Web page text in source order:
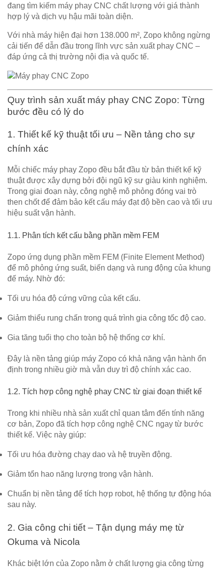
đang tìm kiếm máy phay CNC chất lượng với giá thành
hợp lý và dịch vụ hậu mãi toàn diện.
Với nhà máy hiện đại hơn 138.000 m², Zopo không ngừng
cải tiến để dẫn đầu trong lĩnh vực sản xuất phay CNC –
đáp ứng cả thị trường nội địa và quốc tế.
Quy trình sản xuất máy phay CNC Zopo: Từng
bước đều có lý do
1. Thiết kế kỹ thuật tối ưu – Nền tảng cho sự
chính xác
Mỗi chiếc máy phay Zopo đều bắt đầu từ bản thiết kế kỹ
thuật được xây dựng bởi đội ngũ kỹ sư giàu kinh nghiệm.
Trong giai đoạn này, công nghệ mô phỏng đóng vai trò
then chốt để đảm bảo kết cấu máy đạt độ bền cao và tối ưu
hiệu suất vận hành.
1.1. Phân tích kết cấu bằng phần mềm FEM
Zopo ứng dụng phần mềm FEM (Finite Element Method)
để mô phỏng ứng suất, biến dạng và rung động của khung
đế máy. Nhờ đó:
Tối ưu hóa độ cứng vững của kết cấu.
Giảm thiểu rung chấn trong quá trình gia công tốc độ cao.
Gia tăng tuổi thọ cho toàn bộ hệ thống cơ khí.
Đây là nền tảng giúp máy Zopo có khả năng vận hành ổn
định trong nhiều giờ mà vẫn duy trì độ chính xác cao.
1.2. Tích hợp công nghệ phay CNC từ giai đoạn thiết kế
Trong khi nhiều nhà sản xuất chỉ quan tâm đến tính năng
cơ bản, Zopo đã tích hợp công nghệ CNC ngay từ bước
thiết kế. Việc này giúp:
Tối ưu hóa đường chạy dao và hệ truyền động.
Giảm tổn hao năng lượng trong vận hành.
Chuẩn bị nền tảng để tích hợp robot, hệ thống tự động hóa
sau này.
2. Gia công chi tiết – Tận dụng máy mẹ từ
Okuma và Nicola
Khác biệt lớn của Zopo nằm ở chất lượng gia công từng